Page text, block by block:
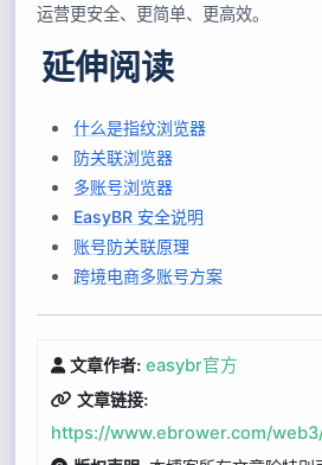
运营更安全、更简单、更高效。
延伸阅读
什么是指纹浏览器
防关联浏览器
多账号浏览器
EasyBR 安全说明
账号防关联原理
跨境电商多账号方案
文章作者: easybr官方
文章链接:
https://www.ebrower.com/